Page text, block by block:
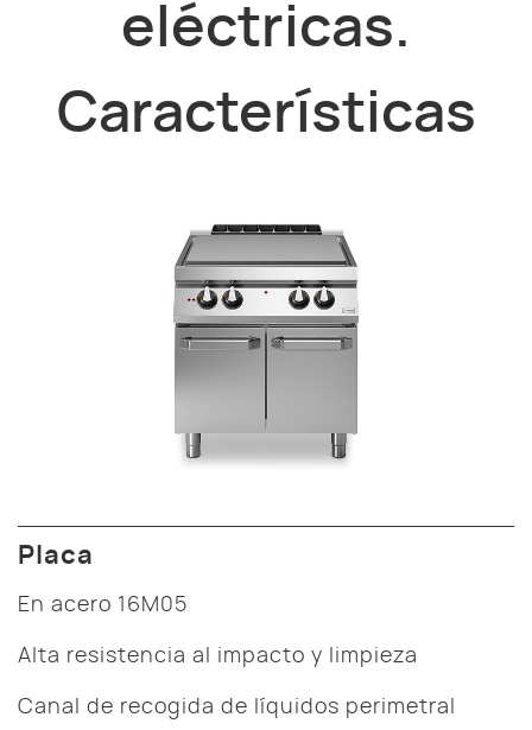
eléctricas.
Características
Placa
En acero 16M05
Alta resistencia al impacto y limpieza
Canal de recogida de líquidos perimetral